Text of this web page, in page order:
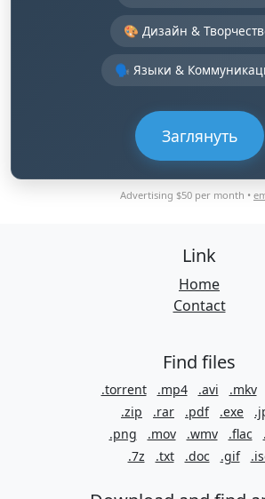
🎨 Дизайн &
🗣️ Языки &
Заглянуть
Advertising $50 per month •
Link
Home
Contact
Find files
.torrent .mp4 .avi .mkv
.zip
.rar .pdf .exe
.png
.mov .wmv .flac
.7z
.txt .doc .gif